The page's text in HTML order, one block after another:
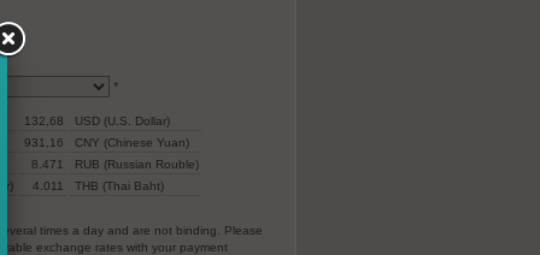
*
132,68
USD (U.S. Dollar)
931,16
CNY (Chinese Yuan)
8.471
RUB (Russian Rouble)
4.011 THB (Thai Baht)
times a day and are not binding. Please
exchange rates with your payment